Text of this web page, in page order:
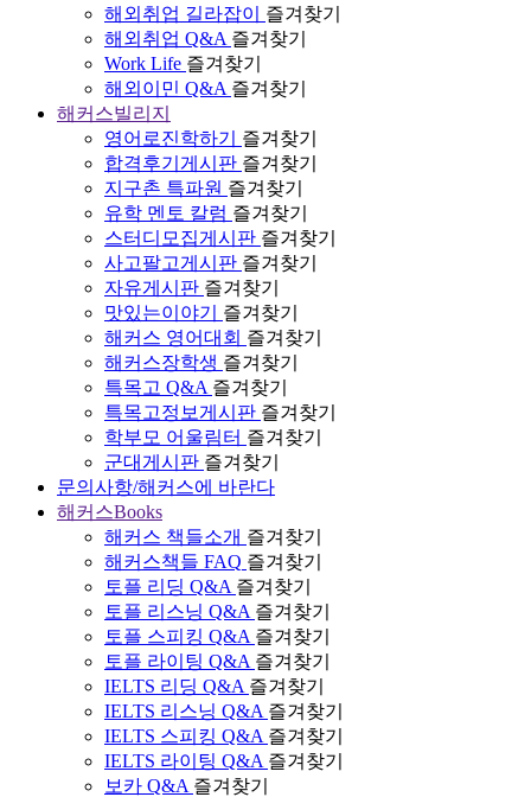
해외취업 길라잡이
즐겨찾기
해외취업 Q&A 즐겨찾기
Work Life 즐겨찾기
해외이민 Q&A 즐겨찾기
해커스빌리지
영어로진학하기
즐겨찾기
합격후기게시판 즐겨찾기
지구촌 특파원 즐겨찾기
유학 멘토 칼럼 즐겨찾기
스터디모집게시판 즐겨찾기
사고팔고게시판 즐겨찾기
자유게시판 즐겨찾기
맛있는이야기
즐겨찾기
해커스 영어대회 즐겨찾기
해커스장학생 즐겨찾기
특목고 Q&A 즐겨찾기
특목고정보게시판 즐겨찾기
학부모 어울림터 즐겨찾기
군대게시판 즐겨찾기
문의사항/해커스에 바란다
해커스Books
해커스 책들소개 즐겨찾기
해커스책들 FAQ 즐겨찾기
토플 리딩 Q&A 즐겨찾기
토플 리스닝 Q&A 즐겨찾기
토플 스피킹 Q&A 즐겨찾기
토플 라이팅 Q&A 즐겨찾기
IELTS 리딩 Q&A 즐겨찾기
IELTS 리스닝 Q&A 즐겨찾기
IELTS 스피킹 Q&A 즐겨찾기
IELTS 라이팅 Q&A 즐겨찾기
보카 Q&A 즐겨찾기